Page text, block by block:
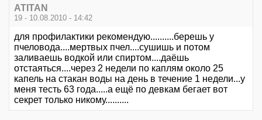
ATITAN
19 - 10.08.2010 - 14:42
для профилактики рекомендую..........берешь у
пчеловода....мертвых пчел....сушишь и потом
заливаешь водкой или спиртом....даёшь
отстаяться....через 2 недели по каплям около 25
капель на стакан воды на день в течение 1 недели...у
меня тесть 63 года.....а ещё по девкам бегает вот
секрет только никому..........